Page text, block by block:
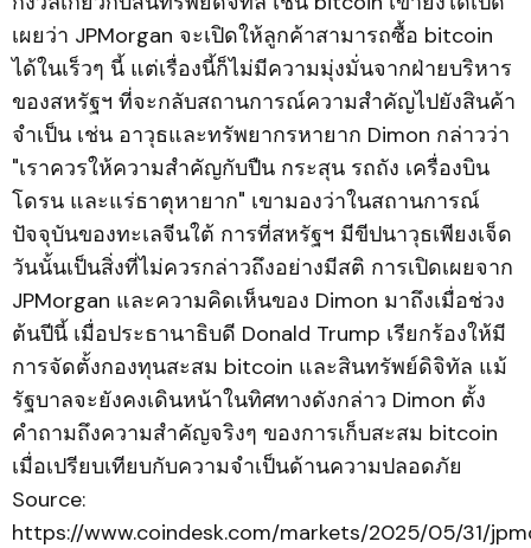
เผยว่า JPMorgan จะเปิดให้ลูกค้าสามารถซื้อ bitcoin
ได้ในเร็วๆ นี้ แต่เรื่องนี้ก็ไม่มีความมุ่งมั่นจากฝ่ายบริหาร
ของสหรัฐฯ ที่จะกลับสถานการณ์ความสำคัญไปยังสินค้า
จำเป็น เช่น อาวุธและทรัพยากรหายาก Dimon กล่าวว่า
"เราควรให้ความสำคัญกับปืน กระสุน รถถัง เครื่องบิน
โดรน และแร่ธาตุหายาก" เขามองว่าในสถานการณ์
ปัจจุบันของทะเลจีนใต้ การที่สหรัฐฯ มีขีปนาวุธเพียงเจ็ด
วันนั้นเป็นสิ่งที่ไม่ควรกล่าวถึงอย่างมีสติ การเปิดเผยจาก
JPMorgan และความคิดเห็นของ Dimon มาถึงเมื่อช่วง
ต้นปีนี้ เมื่อประธานาธิบดี Donald Trump เรียกร้องให้มี
การจัดตั้งกองทุนสะสม bitcoin และสินทรัพย์ดิจิทัล แม้
รัฐบาลจะยังคงเดินหน้าในทิศทางดังกล่าว Dimon ตั้ง
คำถามถึงความสำคัญจริงๆ ของการเก็บสะสม bitcoin
เมื่อเปรียบเทียบกับความจำเป็นด้านความปลอดภัย
Source:
https://www.coindesk.com/markets/2025/05/31/